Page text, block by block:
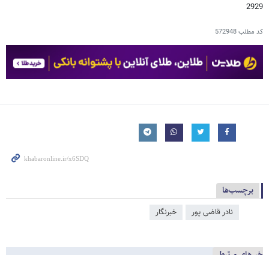
2929
کد مطلب572948
برچسب‌ها
نادر قاضی پور خبرنگار